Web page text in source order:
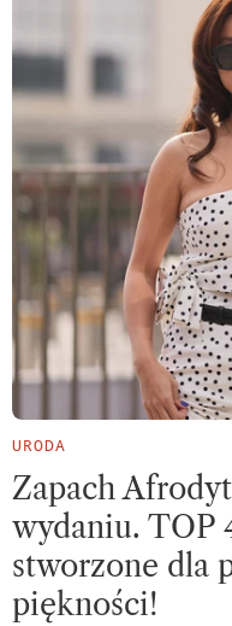
URODA
Zapach
wydaniu. TOP
stworzone dla
piękności!